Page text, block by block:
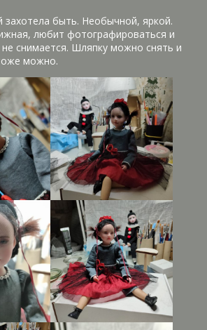
захотела быть. Необычной, яркой.
любит фотографироваться и
снимается. Шляпку можно снять и
можно.